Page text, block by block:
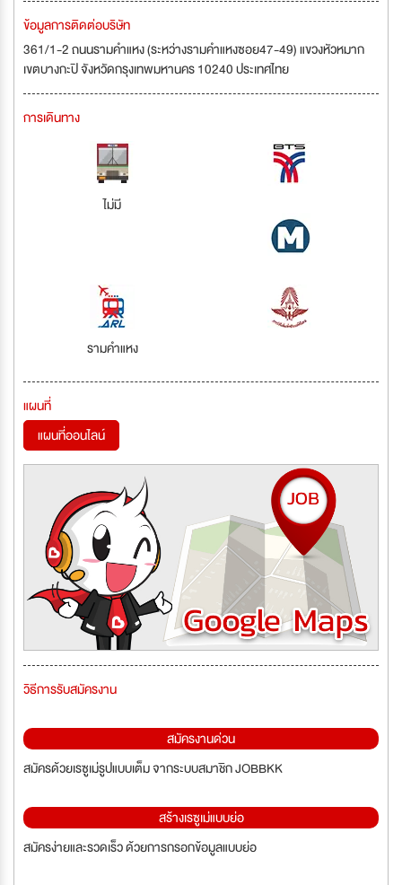
ข้อมูลการติดต่อบริษัท
361/1-2 ถนนรามคำแหง (ระหว่างรามคำแหงซอย47-49) แขวงหัวหมาก
เขตบางกะปิ จังหวัดกรุงเทพมหานคร 10240 ประเทศไทย
การเดินทาง
ไม่มี
รามคำแหง
แผนที่
แผนที่ออนไลน์
วิธีการรับสมัครงาน
สมัครงานด่วน
สมัครด้วยเรซูเม่รูปแบบเต็ม จากระบบสมาชิก JOBBKK
สร้างเรซูเม่แบบย่อ
สมัครง่ายและรวดเร็ว ด้วยการกรอกข้อมูลแบบย่อ